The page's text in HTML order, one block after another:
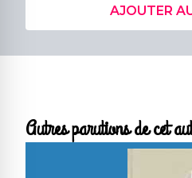
AJOUTER
Autres parutions de cet